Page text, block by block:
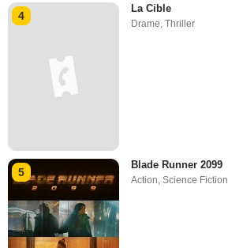
4
La Cible
Drame,Thriller
5
Blade Runner 2099
Action,Science Fiction